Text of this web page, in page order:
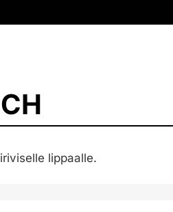
lippaalle.